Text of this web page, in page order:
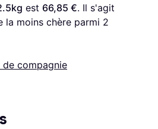
est 66,85 €. Il s'agit
moins chère parmi 2
de compagnie